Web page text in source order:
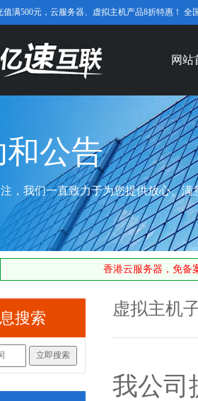
值满500元，云服务器、虚拟主机产品8折特惠！ 全
网站
和公告
，我们一直致力于为您提供放心、满
香港云服务器，免备
搜索 虚拟主机
我公司